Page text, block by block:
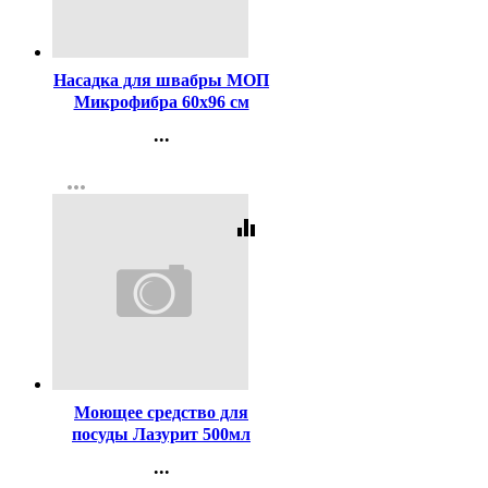
Насадка для швабры МОП
Микрофибра 60х96 см
...
Регистрация
more_horiz
equalizer
Моющее средство для
посуды Лазурит 500мл
(Ст.15)
...